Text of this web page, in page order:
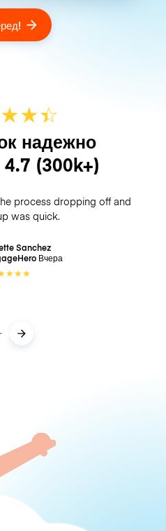
★★☆
★
надежно
4.7 (300k+)
process dropping off and
was quick.
Sanchez
Вчера
★★★